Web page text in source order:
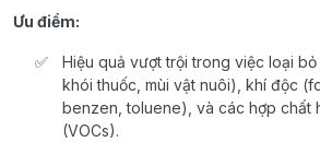
Ưu điểm:
Hiệu quả vượt trội trong việc loại bỏ
khói thuốc, mùi vật nuôi), khí độc
benzen, toluene), và các hợp chất
(VOCs).